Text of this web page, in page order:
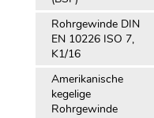
Rohrgewinde DIN
EN 10226 ISO 7,
K1/16
Amerikanische
kegelige
Rohrgewinde